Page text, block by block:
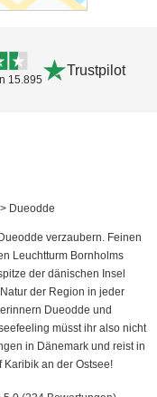
15.895
Trustpilot
> Dueodde
verzaubern. Feinen
Leuchtturm Bornholms
der dänischen Insel
der Region in jeder
Dueodde und
müsst ihr also nicht
in Dänemark und reist in
an der Ostsee!